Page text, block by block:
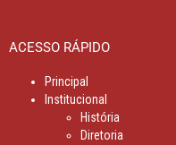
ACESSO RÁPIDO
Principal
Institucional
História
Diretoria